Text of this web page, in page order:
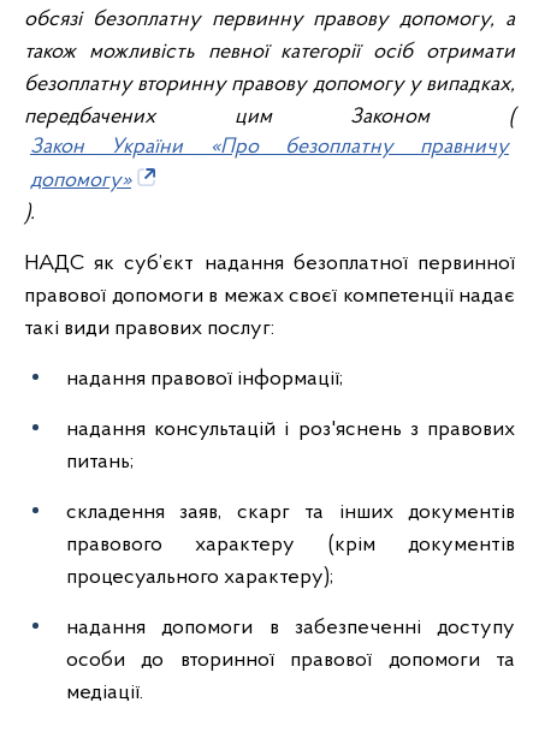
обсязі безоплатну первинну правову допомогу, а
також можливість певної категорії осіб отримати
безоплатну вторинну правову допомогу у випадках,
передбачених цим Законом (
Закон України «Про безоплатну правничу
допомогу»
).
НАДС як суб’єкт надання безоплатної первинної
правової допомоги в межах своєї компетенції надає
такі види правових послуг:
надання правової інформації;
надання консультацій і роз'яснень з правових
питань;
складення заяв, скарг та інших документів
правового характеру (крім документів
процесуального характеру);
надання допомоги в забезпеченні доступу
особи до вторинної правової допомоги та
медіації.